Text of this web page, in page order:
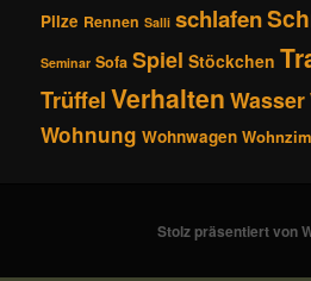
Pilze Rennen Salli schlafen
Seminar Sofa Spiel Stöckchen
TrüffelVerhalten Wasser
Wohnung Wohnwagen
Stolz präsentiert von